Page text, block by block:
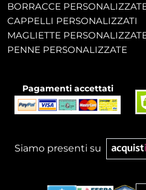
BORRACCE
CAPPELLI PERSONALIZZATI
MAGLIETTE
PENNE PERSONALIZZATE
Pagamenti accettati
Siamo presenti su